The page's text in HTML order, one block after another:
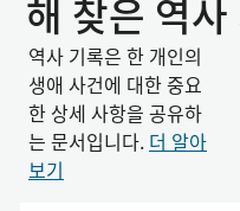
해 찾은 역사
역사 기록은 한 개인의
생애 사건에 대한 중요
한 상세 사항을 공유하
는 문서입니다. 더 알아
보기